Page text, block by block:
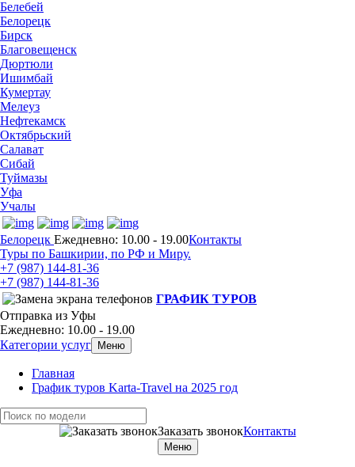
Белебей
Белорецк
Бирск
Благовещенск
Дюртюли
Ишимбай
Кумертау
Мелеуз
Нефтекамск
Октябрьский
Салават
Сибай
Туймазы
Уфа
Учалы
Белорецк Ежедневно: 10.00 - 19.00Контакты
Туры по Башкирии, по РФ и Миру.
+7 (987) 144-81-36
+7 (987) 144-81-36
ГРАФИК ТУРОВ
Отправка из Уфы
Ежедневно: 10.00 - 19.00
Категории услуг
Меню
Главная
График туров Karta-Travel на 2025 год
Заказать звонокКонтакты
Меню